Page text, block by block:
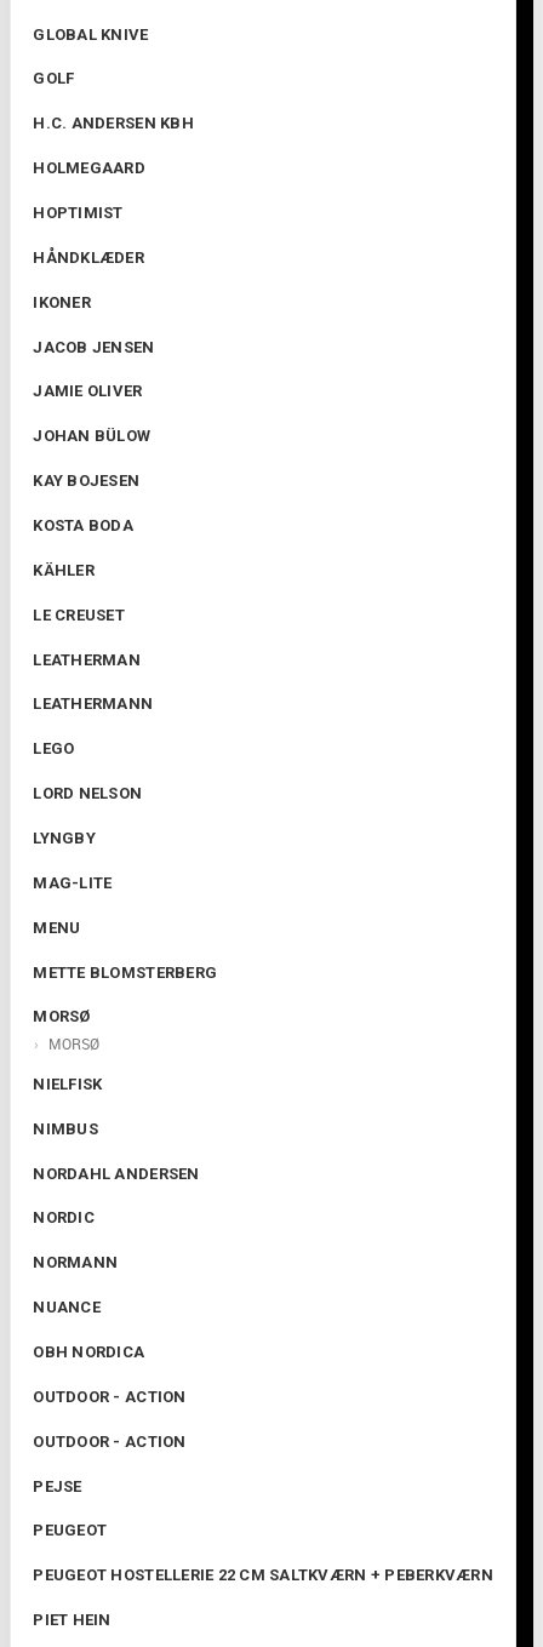
GLOBAL KNIVE
GOLF
H.C. ANDERSEN KBH
HOLMEGAARD
HOPTIMIST
HÅNDKLÆDER
IKONER
JACOB JENSEN
JAMIE OLIVER
JOHAN BÜLOW
KAY BOJESEN
KOSTA BODA
KÄHLER
LE CREUSET
LEATHERMAN
LEATHERMANN
LEGO
LORD NELSON
LYNGBY
MAG-LITE
MENU
METTE BLOMSTERBERG
MORSØ
MORSØ
NIELFISK
NIMBUS
NORDAHL ANDERSEN
NORDIC
NORMANN
NUANCE
OBH NORDICA
OUTDOOR - ACTION
OUTDOOR - ACTION
PEJSE
PEUGEOT
PEUGEOT HOSTELLERIE 22 CM SALTKVÆRN + PEBERKVÆRN
PIET HEIN